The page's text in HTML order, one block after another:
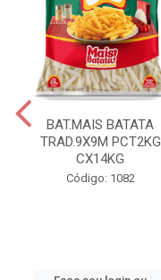
BAT.MAIS BATATA
TRAD.9X9M PCT2KG
CX14KG
Código: 1082